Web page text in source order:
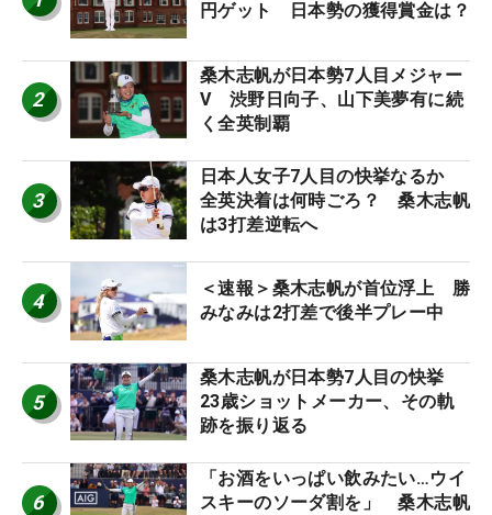
円ゲット 日本勢の獲得賞金は？
2
桑木志帆が日本勢7人目メジャー
V 渋野日向子、山下美夢有に続
く全英制覇
3
日本人女子7人目の快挙なるか
全英決着は何時ごろ？ 桑木志帆
は3打差逆転へ
4
＜速報＞桑木志帆が首位浮上 勝
みなみは2打差で後半プレー中
5
桑木志帆が日本勢7人目の快挙
23歳ショットメーカー、その軌
跡を振り返る
6
「お酒をいっぱい飲みたい…ウイ
スキーのソーダ割を」 桑木志帆